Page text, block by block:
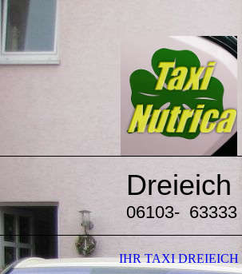
Dreieich
06103- 63333
IHR TAXI DREIEICH